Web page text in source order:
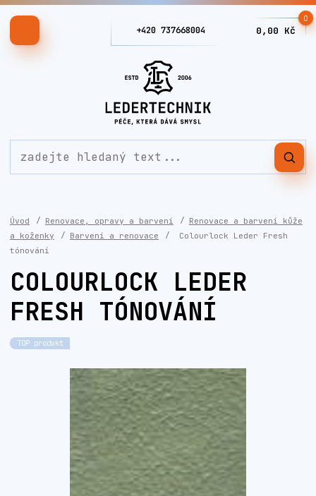
+420 737668004
0
0,00 Kč
Úvod Renovace, opravy a barvení
Renovace a barvení kůže
a koženky
Barvení a renovace
Colourlock Leder Fresh
tónování
COLOURLOCK LEDER
FRESH TÓNOVÁNÍ
TOP produkt